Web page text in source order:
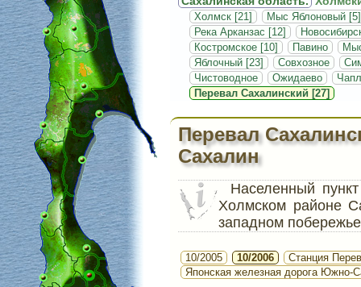
Холмск [21]
Мыс Яблоновый [5]
Река Арканзас [12]
Костромское [10]
Павино
Яблочный [23]
Совхозное
Чистоводное
Ожидаево
Перевал Сахалинский [27]
Перевал
Сахалин
Населенный
Холмском районе
западном
10/2005 10/2006
Станция
Японская железная дорога Южно-